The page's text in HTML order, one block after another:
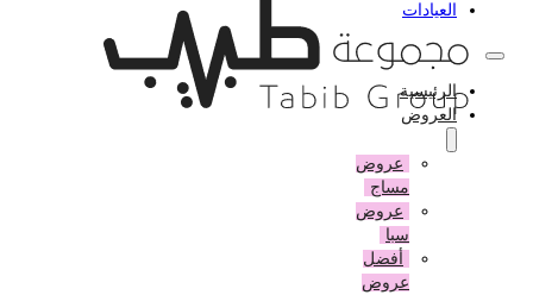
العيادات
الرئيسية
العروض
عروض
مساج
عروض
أفضل
عروض